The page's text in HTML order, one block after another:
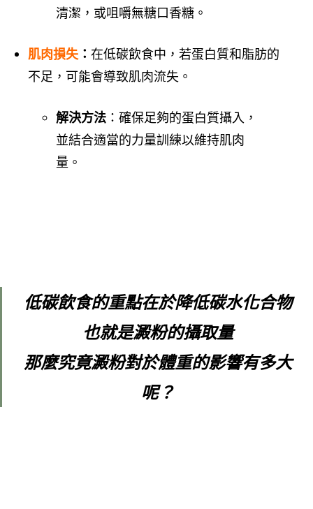
清潔，或咀嚼無糖口香糖。
肌肉損失： 在低碳飲食中，若蛋白質和脂肪的
不足，可能會導致肌肉流失。
解決方法 ：確保足夠的蛋白質攝入，
並結合適當的力量訓練以維持肌肉
量。
低碳飲食的重點在於降低碳水化合物
也就是澱粉的攝取量
那麼究竟澱粉對於體重的影響有多大
呢？